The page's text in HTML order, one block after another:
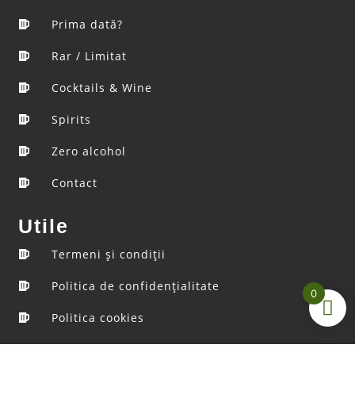
Prima dată?
Rar / Limitat
Cocktails & Wine
Spirits
Zero alcohol
Contact
Utile
Termeni şi condiţii
Politica de confidenţialitate
Politica cookies
0